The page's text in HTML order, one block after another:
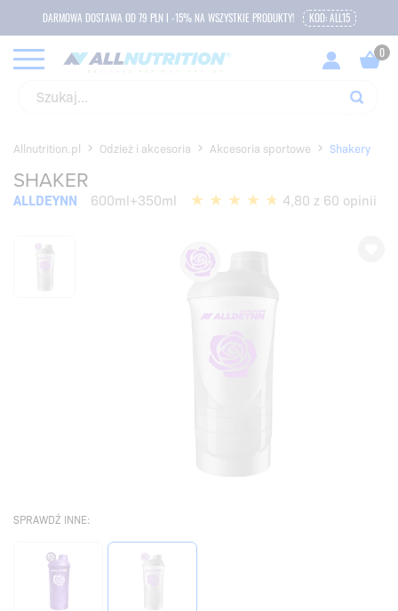
DARMOWA DOSTAWA OD 79 PLN I -15% NA WSZYSTKIE PRODUKTY! KOD: ALL15
Allnutrition.pl Odzież i akcesoria Akcesoria sportowe Shakery
SHAKER
ALLDEYNN 600ml+350ml 4,80 z 60 opinii
SPRAWDŹ INNE: